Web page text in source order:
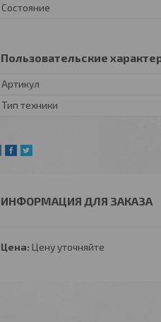
Состояние
Пользовательские
Артикул
Тип техники
ИНФОРМАЦИЯ ДЛЯ ЗАКАЗА
Цена: Цену уточняйте